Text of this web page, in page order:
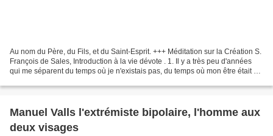
Au nom du Père, du Fils, et du Saint-Esprit. +++ Méditation sur la Création S.
François de Sales, Introduction à la vie dévote . 1. Il y a très peu d'années
qui me séparent du temps où je n'existais pas, du temps où mon être était un
Manuel Valls l'extrémiste bipolaire, l'homme aux
deux visages